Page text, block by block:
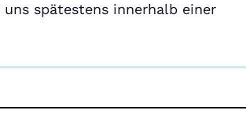
spätestens innerhalb einer